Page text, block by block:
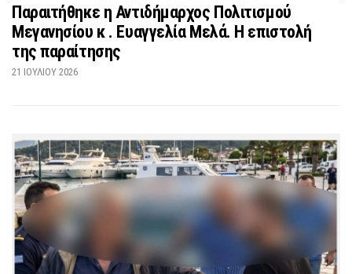
Παραιτήθηκε η Αντιδήμαρχος Πολιτισμού
Μεγανησίου κ . Ευαγγελία Μελά. Η επιστολή
της παραίτησης
21 ΙΟΥΛΊΟΥ 2026